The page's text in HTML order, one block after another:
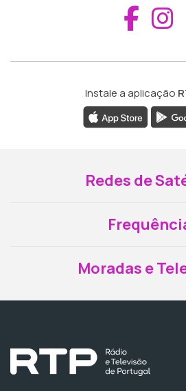
Instale a aplicação
Redes de
Moradas e